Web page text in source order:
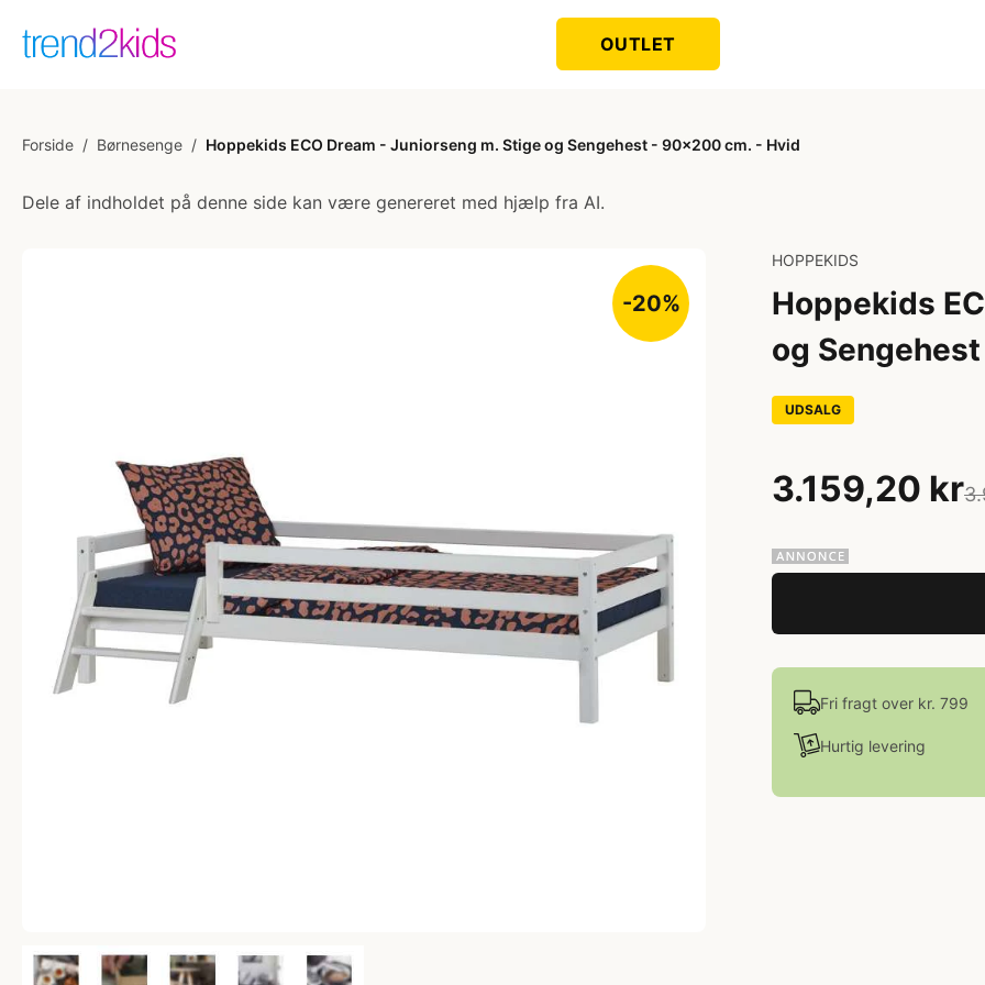
OUTLET
Forside / Børnesenge / Hoppekids ECO Dream - Juniorseng m. Stige og Sengehest - 90x200 cm. - Hvid
Dele af indholdet på denne side kan være genereret med hjælp fra AI.
-20%
HOPPEKIDS
Hoppekids
og
UDSALG
3.159,20 kr
Fri fragt over kr. 799
Hurtig levering